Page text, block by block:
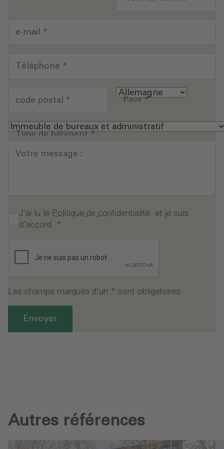
e-mail *
Téléphone *
code postal * Pays*
Type de bâtiment*
Votre message :
J'ai lu le Politique de confidentialité et je suis
d'accord. *
Les champs marqués d'un * sont obligatoires.
Envoyer
Autres références